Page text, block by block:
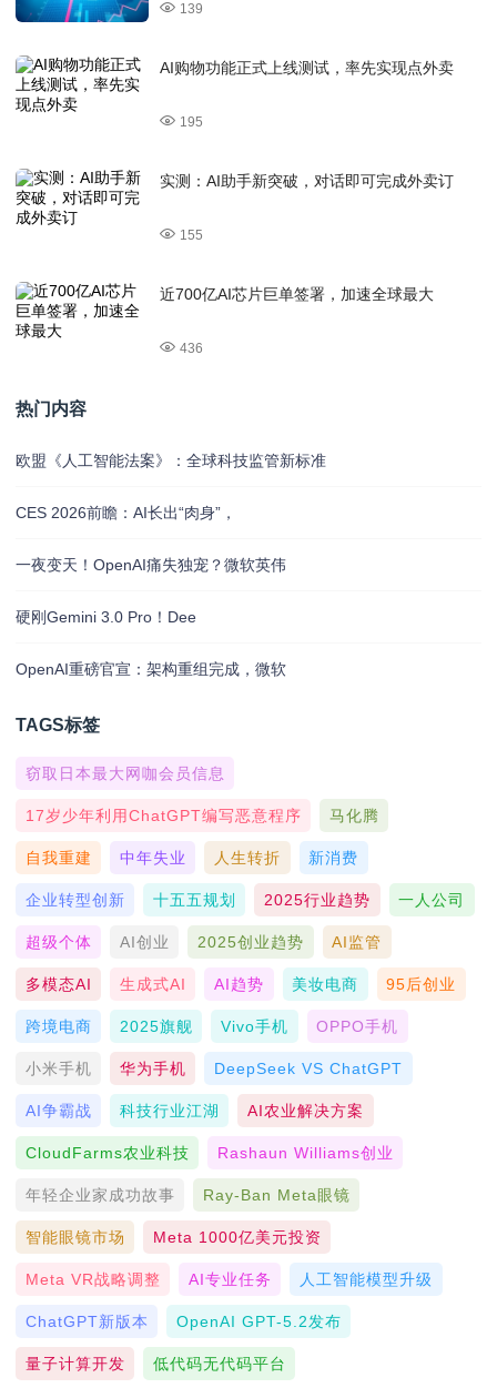
139
AI购物功能正式上线测试，率先实现点外卖
195
实测：AI助手新突破，对话即可完成外卖订
155
近700亿AI芯片巨单签署，加速全球最大
436
热门内容
欧盟《人工智能法案》：全球科技监管新标准
CES 2026前瞻：AI长出“肉身”，
一夜变天！OpenAI痛失独宠？微软英伟
硬刚Gemini 3.0 Pro！Dee
OpenAI重磅官宣：架构重组完成，微软
TAGS标签
窃取日本最大网咖会员信息
17岁少年利用ChatGPT编写恶意程序 马化腾
自我重建 中年失业 人生转折 新消费
企业转型创新 十五五规划 2025行业趋势 一人公司
超级个体 AI创业 2025创业趋势 AI监管
多模态AI 生成式AI AI趋势 美妆电商 95后创业
跨境电商 2025旗舰 Vivo手机 OPPO手机
小米手机 华为手机 DeepSeek VS ChatGPT
AI争霸战 科技行业江湖 AI农业解决方案
CloudFarms农业科技 Rashaun Williams创业
年轻企业家成功故事 Ray-Ban Meta眼镜
智能眼镜市场 Meta 1000亿美元投资
Meta VR战略调整 AI专业任务 人工智能模型升级
ChatGPT新版本 OpenAI GPT-5.2发布
量子计算开发 低代码无代码平台